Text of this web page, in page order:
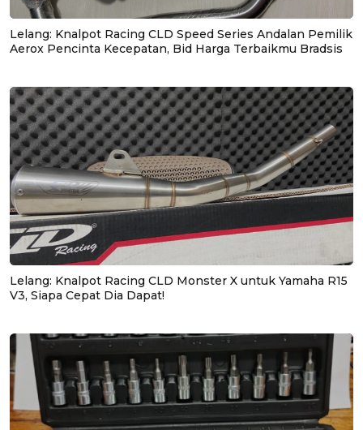
Lelang: Knalpot Racing CLD Speed Series Andalan Pemilik
Aerox Pencinta Kecepatan, Bid Harga Terbaikmu Bradsis
Lelang: Knalpot Racing CLD Monster X untuk Yamaha R15
V3, Siapa Cepat Dia Dapat!